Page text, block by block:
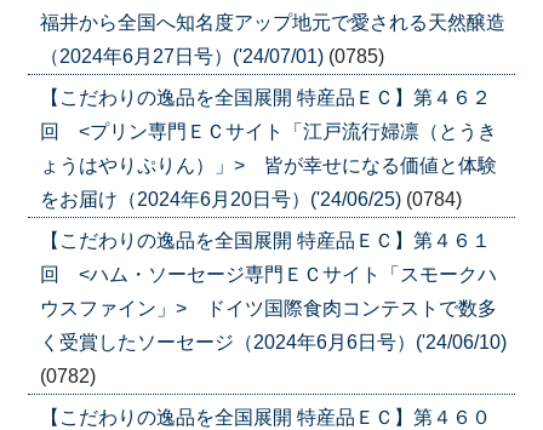
福井から全国へ知名度アップ地元で愛される天然醸造
（2024年6月27日号）('24/07/01) (0785)
【こだわりの逸品を全国展開 特産品ＥＣ】第４６２
回 <プリン専門ＥＣサイト「江戸流行婦凛（とうき
ょうはやりぷりん）」> 皆が幸せになる価値と体験
をお届け（2024年6月20日号）('24/06/25) (0784)
【こだわりの逸品を全国展開 特産品ＥＣ】第４６１
回 <ハム・ソーセージ専門ＥＣサイト「スモークハ
ウスファイン」> ドイツ国際食肉コンテストで数多
く受賞したソーセージ（2024年6月6日号）('24/06/10)
(0782)
【こだわりの逸品を全国展開 特産品ＥＣ】第４６０